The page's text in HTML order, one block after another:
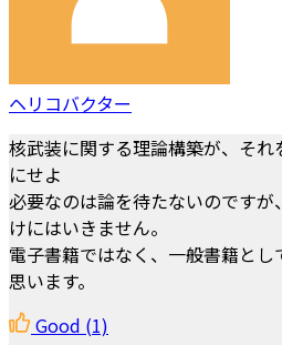
ヘリコバクター
核武装に関する理論構築が、そ
にせよ
必要なのは論を待たないのです
けにはいきません。
電子書籍ではなく、一般書籍と
思います。
Good (1)